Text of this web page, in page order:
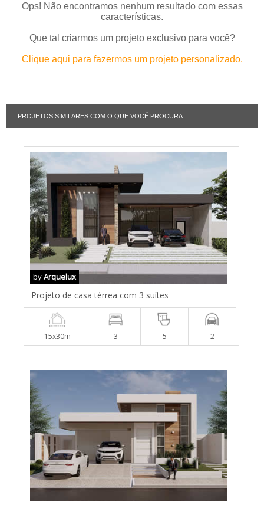
Ops! Não encontramos nenhum resultado com essas
características.
Que tal criarmos um projeto exclusivo para você?
Clique aqui para fazermos um projeto personalizado.
PROJETOS SIMILARES COM O QUE VOCÊ PROCURA
byArquelux
Projeto de casa térrea com 3 suítes
15x30m 3 5 2